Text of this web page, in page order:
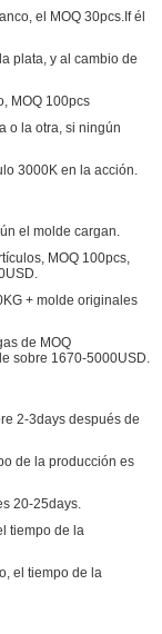
el MOQ 30pcs.If él
plata, y al cambio de
MOQ 100pcs
o la otra, si ningún
3000K en la acción.
el molde cargan.
MOQ 100pcs,
+ molde originales
de MOQ
sobre 1670-5000USD.
2-3days después de
de la producción es
20-25days.
tiempo de la
el tiempo de la